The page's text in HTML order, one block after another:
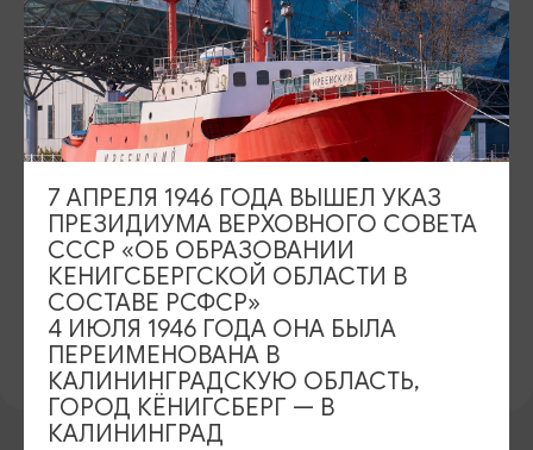
15.Участие в благотворительной деятельности, получение и
оказание безвозмездной, в том числе гуманитарной и
технической помощи.
АДРЕС
ул. Житомирская, 16
КОНТАКТЫ
8 (4012) 46-77-88 orgnat@list.ru; voikd@yandex.ru
САЙТ
Официальный сайтВконтакте
7 АПРЕЛЯ 1946 ГОДА ВЫШЕЛ УКАЗ
ПРЕЗИДИУМА ВЕРХОВНОГО СОВЕТА
СССР «ОБ ОБРАЗОВАНИИ
КЕНИГСБЕРГСКОЙ ОБЛАСТИ В
СОСТАВЕ РСФСР»
4 ИЮЛЯ 1946 ГОДА ОНА БЫЛА
ПЕРЕИМЕНОВАНА В
КАЛИНИНГРАДСКУЮ ОБЛАСТЬ,
ГОРОД КЁНИГСБЕРГ — В
КАЛИНИНГРАД